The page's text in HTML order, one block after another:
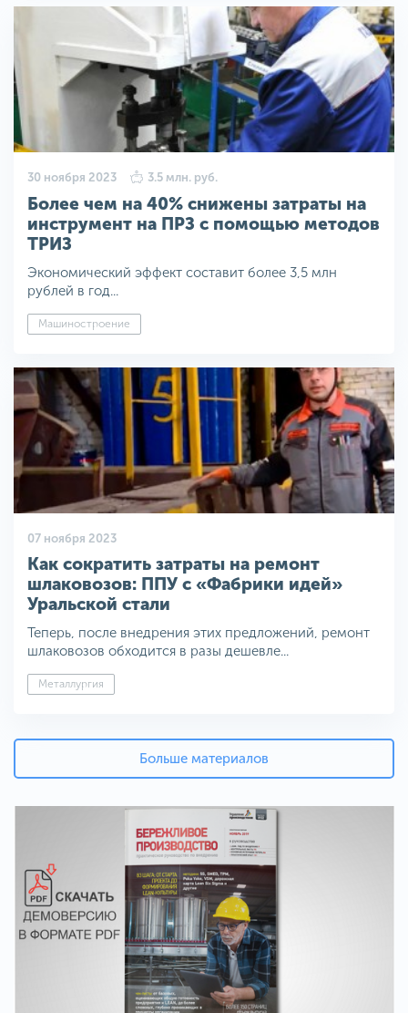
30 ноября 2023 3.5 млн. руб.
Более чем на 40% снижены затраты на
инструмент на ПРЗ с помощью методов
ТРИЗ
Экономический эффект составит более 3,5 млн
рублей в год...
Машиностроение
07 ноября 2023
Как сократить затраты на ремонт
шлаковозов: ППУ с «Фабрики идей»
Уральской стали
Теперь, после внедрения этих предложений, ремонт
шлаковозов обходится в разы дешевле...
Металлургия
Больше материалов